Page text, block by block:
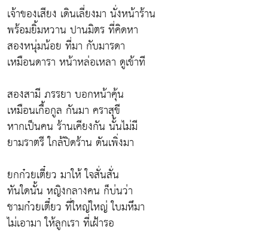
เจ้าของเสียง เดินเลี่ยงมา นั่งหน้าร้าน
พร้อมยิ้มหวาน ปานมิตร ที่คิดหา
สองหนุ่มน้อย ที่มา กับมารดา
เหมือนดารา หน้าหล่อเหลา ดูเข้าที
สองสามี ภรรยา บอกหน้าคุ้น
เหมือนเกื้อกูล กันมา คราสุขี
หากเป็นคน ร้านเคียงกัน นั้นไม่มี
ยามราตรี ใกล้ปิดร้าน ดันเพิ่งมา
ยกก๋วยเตี๋ยว มาให้ ใจสั่นสั่น
ทันใดนั้น หญิงกลางคน ก็บ่นว่า
ชามก๋วยเตี๋ยว ที่ใหญ่ใหญ่ ใบมหึมา
ไม่เอามา ให้ลูกเรา ที่เฝ้ารอ